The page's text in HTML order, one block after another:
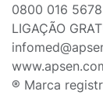
0800 016 5678
LIGAÇÃO
® Marca